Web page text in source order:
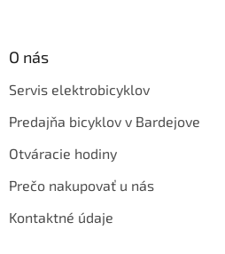
O nás
Servis elektrobicyklov
Predajňa bicyklov v Bardejove
Otváracie hodiny
Prečo nakupovať u nás
Kontaktné údaje